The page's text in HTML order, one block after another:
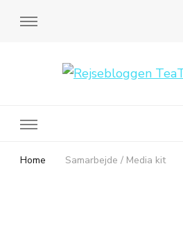
Home Samarbejde / Media kit